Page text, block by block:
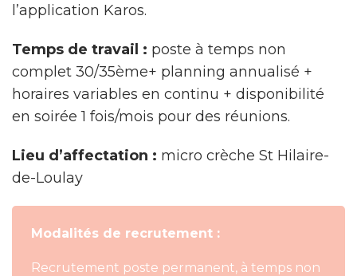
l’application Karos.
Temps de travail : poste à temps non
complet 30/35ème+ planning annualisé +
horaires variables en continu + disponibilité
en soirée 1 fois/mois pour des réunions.
Lieu d’affectation : micro crèche St Hilaire-
de-Loulay
Modalités de recrutement :
Recrutement poste permanent, à temps non